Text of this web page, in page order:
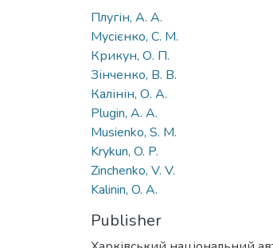
Плугін, А. А.
Мусієнко, С. М.
Крикун, О. П.
Зінченко, В. В.
Калінін, О. А.
Plugin, A. A.
Musienko, S. M.
Krykun, O. P.
Zinchenko, V. V.
Kalinin, O. A.
Publisher